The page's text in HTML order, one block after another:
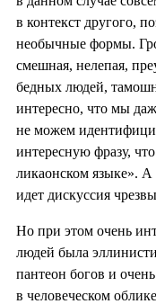
в контекст другого,
необычные формы.
смешная, нелепая,
бедных людей,
интересно, что мы
не можем
интересную фразу,
ликаонском языке». А
идет дискуссия
Но при этом очень
людей была
пантеон богов и
в человеческом